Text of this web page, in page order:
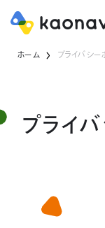
ホーム プライバシー
プライ